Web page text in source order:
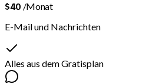
$40 /Monat
E-Mail und Nachrichten
Alles aus dem Gratisplan